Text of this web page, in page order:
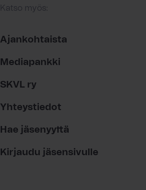
Katso myös:
Ajankohtaista
Mediapankki
SKVL ry
Yhteystiedot
Hae jäsenyyttä
Kirjaudu jäsensivulle